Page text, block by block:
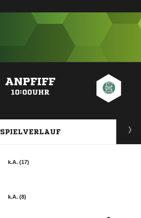
ANPFIFF
10:00UHR
SPIELVERLAUF
k.A. (17)
k.A. (8)